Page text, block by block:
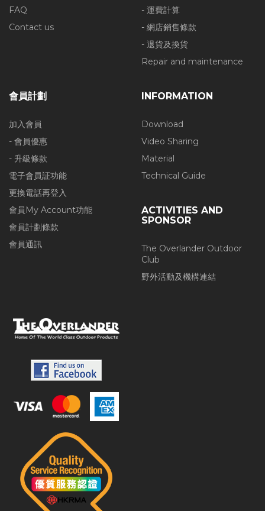
FAQ
Contact us
- 運費計算
- 網店銷售條款
- 退貨及換貨
Repair and maintenance
會員計劃
加入會員
- 會員優惠
- 升級條款
電子會員証功能
更換電話再登入
會員My Account功能
會員計劃條款
會員通訊
INFORMATION
Download
Video Sharing
Material
Technical Guide
ACTIVITIES AND
SPONSOR
The Overlander Outdoor
Club
野外活動及機構連結